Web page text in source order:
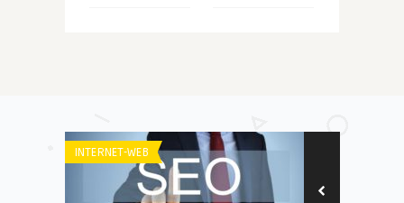
INTERNET-WEB